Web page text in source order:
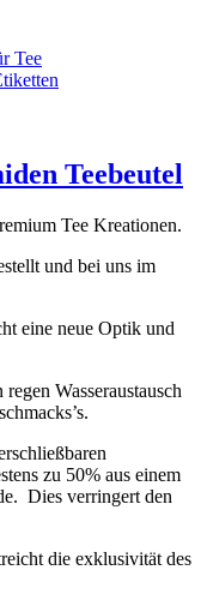
Teebeutel
Tee Kreationen.
und bei uns im
eine neue Optik und
Wasseraustausch
zu 50% aus einem
Dies verringert den
die exklusivität des